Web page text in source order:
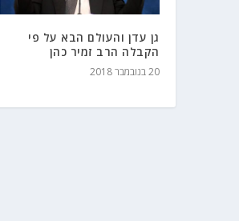
גן עדן והעולם הבא על פי
הקבלה הרב זמיר כהן
20 בנובמבר 2018